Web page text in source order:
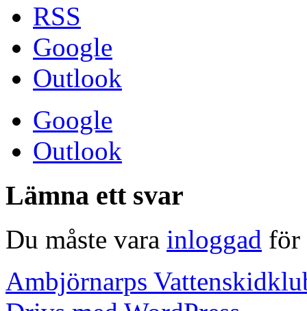
RSS
Google
Outlook
Google
Outlook
Lämna ett svar
Du måste vara inloggad för
Ambjörnarps